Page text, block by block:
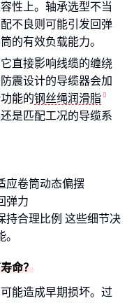
性上。轴承选型不当
不良则可能引发回弹
的有效负载能力。
直接影响线缆的缠绕
震设计的导缆器会加
能的钢丝绳润滑脂
是匹配工况的导缆系
应卷筒动态偏摆
弹力
持合理比例 这些细节决
命？
能造成早期损坏。过